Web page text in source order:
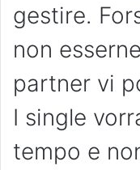
gestire.
non
partner vi
I single
tempo e